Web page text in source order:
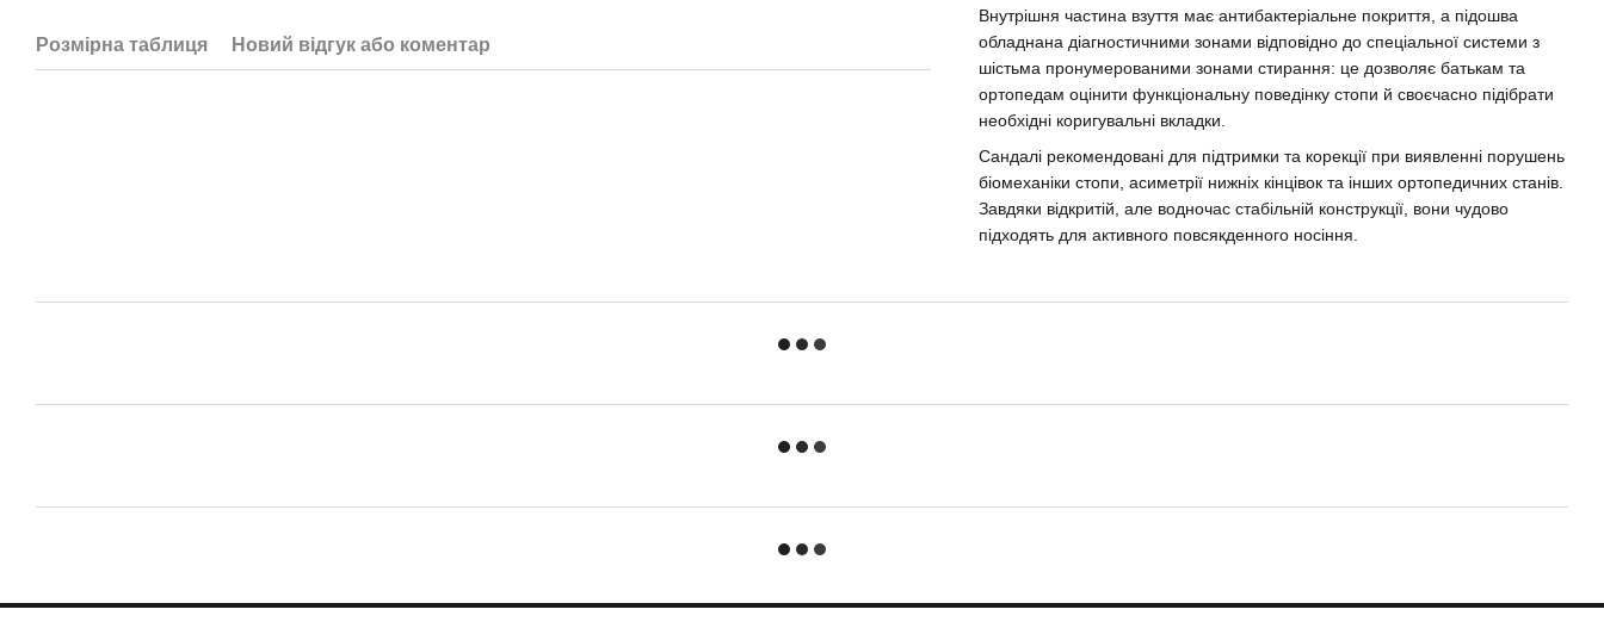
Розмірна таблиця Новий відгук або коментар
Внутрішня частина взуття має антибактеріальне покриття, а підошва
обладнана діагностичними зонами відповідно до спеціальної системи з
шістьма пронумерованими зонами стирання: це дозволяє батькам та
ортопедам оцінити функціональну поведінку стопи й своєчасно підібрати
необхідні коригувальні вкладки.
Сандалі рекомендовані для підтримки та корекції при виявленні порушень
біомеханіки стопи, асиметрії нижніх кінцівок та інших ортопедичних станів.
Завдяки відкритій, але водночас стабільній конструкції, вони чудово
підходять для активного повсякденного носіння.